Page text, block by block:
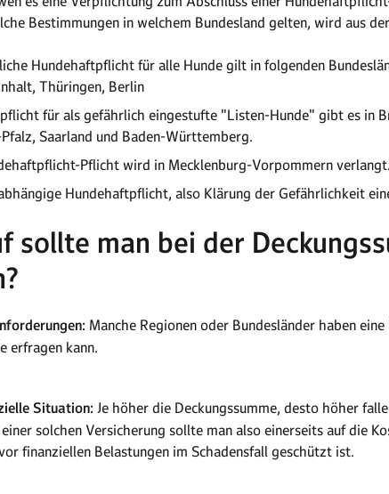
Bestimmungen in welchem Bundesland gelten, wird aus
Hundehaftpflicht für alle Hunde gilt in folgenden
Thüringen, Berlin
für als gefährlich eingestufte "Listen-Hunde" gibt es in
Saarland und Baden-Württemberg.
Pflicht wird in Mecklenburg-Vorpommern verlangt.
Hundehaftpflicht, also Klärung der Gefährlichkeit
sollte man bei der
Manche Regionen oder Bundesländer haben
erfragen kann.
Situation: Je höher die Deckungssumme, desto höher
solchen Versicherung sollte man also einerseits auf die
finanziellen Belastungen im Schadensfall geschützt ist.